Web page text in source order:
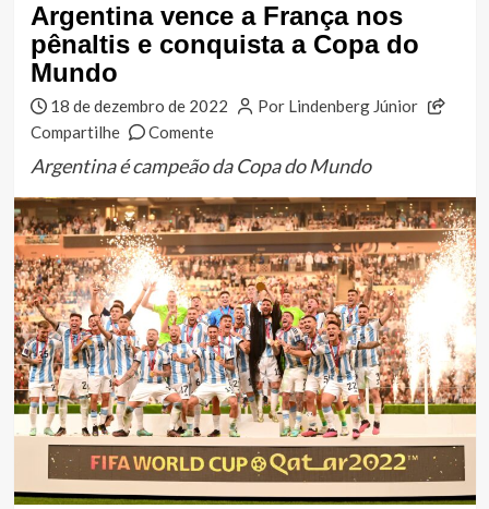
Argentina vence a França nos
pênaltis e conquista a Copa do
Mundo
18 de dezembro de 2022
Por Lindenberg Júnior
Compartilhe
Comente
Argentina é campeão da Copa do Mundo